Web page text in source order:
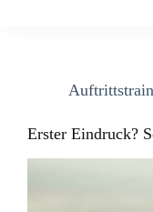
Erster Eindruck?